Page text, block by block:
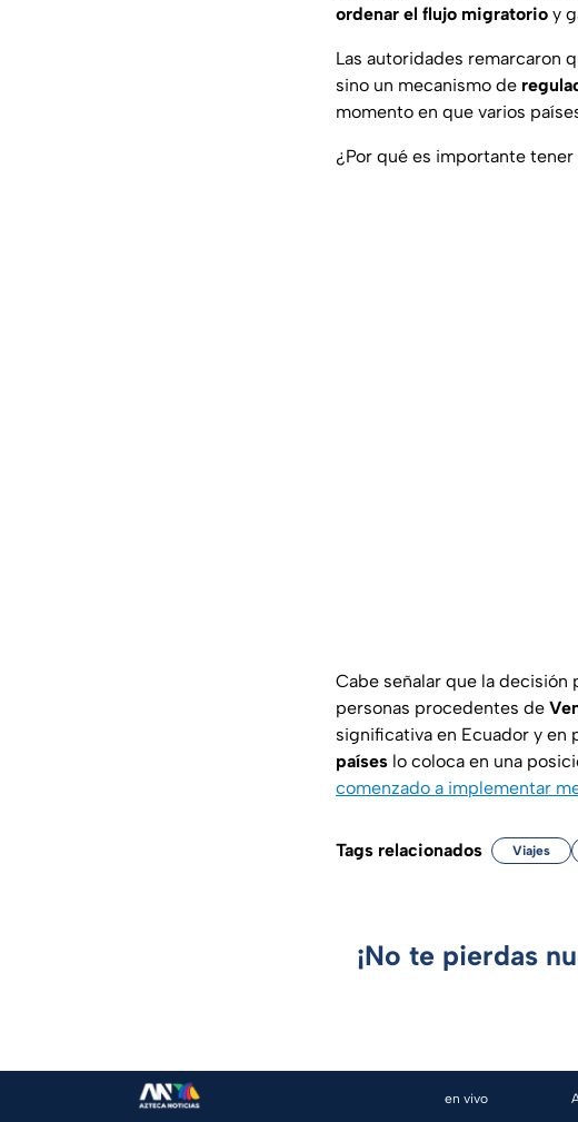
ordenar el flujo migratorio y
Las autoridades remarcaron
sino un mecanismo de
momento en que varios
¿Por qué es importante
Cabe señalar que la
personas procedentes de
significativa en Ecuador y en
países lo coloca en una
comenzado a implementar
Tags relacionados Viajes
¡No te pierdas
en vivo